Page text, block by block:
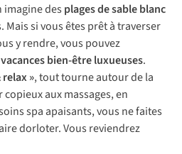
imagine des plages de sable blanc
si vous êtes prêt à traverser
y rendre, vous pouvez
vacances bien-être luxueuses.
», tout tourne autour de la
aux massages, en
spa apaisants, vous ne faites
dorloter. Vous reviendrez